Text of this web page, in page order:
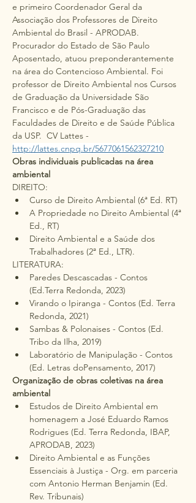
e primeiro Coordenador Geral da
Associação dos Professores de Direito
Ambiental do Brasil - APRODAB.
Procurador do Estado de São Paulo
Aposentado, atuou preponderantemente
na área do Contencioso Ambiental. Foi
professor de Direito Ambiental nos Cursos
de Graduação da Universidade São
Francisco e de Pós-Graduação das
Faculdades de Direito e de Saúde Pública
da USP.  CV Lattes -
http://lattes.cnpq.br/5677061562327210
Obras individuais publicadas na área
ambiental
DIREITO:
Curso de Direito Ambiental (6ª Ed. RT)
A Propriedade no Direito Ambiental (4ª
Ed., RT)
Direito Ambiental e a Saúde dos
Trabalhadores (2ª Ed., LTR).
LITERATURA:
Paredes Descascadas - Contos
(Ed.Terra Redonda, 2023)
Virando o Ipiranga - Contos (Ed. Terra
Redonda, 2021)
Sambas & Polonaises - Contos (Ed.
Tribo da Ilha, 2019)
Laboratório de Manipulação - Contos
(Ed. Letras doPensamento, 2017)
Organização de obras coletivas na área
ambiental
Estudos de Direito Ambiental em
homenagem a José Eduardo Ramos
Rodrigues (Ed. Terra Redonda, IBAP,
APRODAB, 2023)
Direito Ambiental e as Funções
Essenciais à Justiça - Org. em parceria
com Antonio Herman Benjamin (Ed.
Rev. Tribunais)